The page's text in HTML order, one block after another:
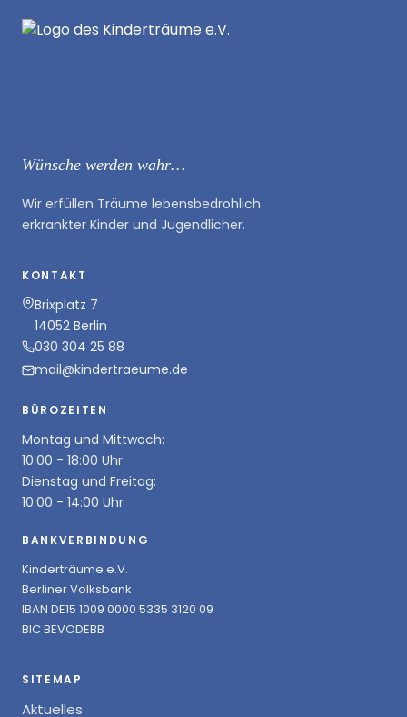
Wünsche werden wahr…
Wir erfüllen Träume lebensbedrohlich
erkrankter Kinder und Jugendlicher.
KONTAKT
Brixplatz 7
14052 Berlin
030 304 25 88
mail@kindertraeume.de
BÜROZEITEN
Montag und Mittwoch:
10:00 - 18:00 Uhr
Dienstag und Freitag:
10:00 - 14:00 Uhr
BANKVERBINDUNG
Kinderträume e.V.
Berliner Volksbank
IBAN DE15 1009 0000 5335 3120 09
BIC BEVODEBB
SITEMAP
Aktuelles